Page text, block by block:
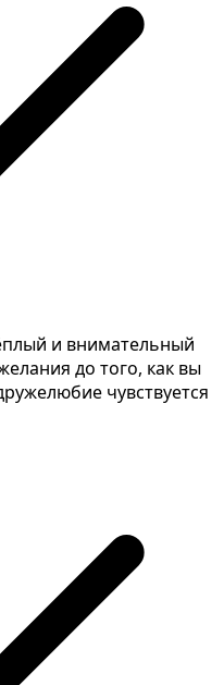
и внимательный
до того, как вы
чувствуется